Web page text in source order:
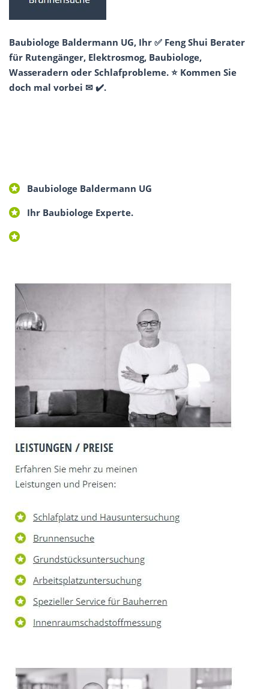
Baubiologe Baldermann UG, Ihr ✅ Feng Shui Berater
für Rutengänger, Elektrosmog, Baubiologe,
Wasseradern oder Schlafprobleme. ⭐ Kommen Sie
doch mal vorbei ✉ ✔️.
Baubiologe Baldermann UG
Ihr Baubiologe Experte.